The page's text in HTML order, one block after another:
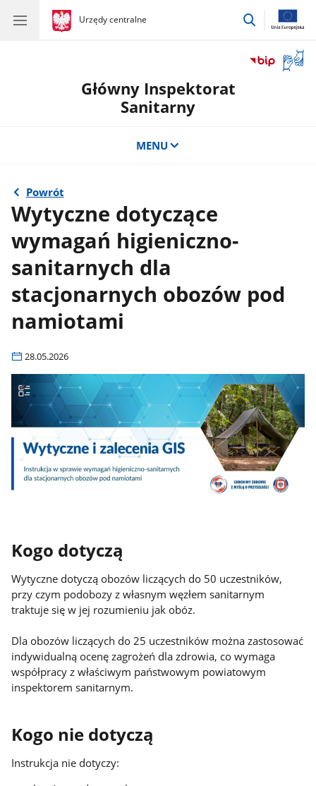
gov.pl
Urzędy centralne
gov.pl
Urzędy
przejdź
okno
Główny Inspektorat
Sanitarny
MENU
Powrót
Wytyczne dotyczące
wymagań higieniczno-
sanitarnych dla
stacjonarnych obozów pod
namiotami
28.05.2026
Kogo dotyczą
Wytyczne dotyczą obozów liczących do 50 uczestników,
przy czym podobozy z własnym węzłem sanitarnym
traktuje się w jej rozumieniu jak obóz.
Dla obozów liczących do 25 uczestników można zastosować
indywidualną ocenę zagrożeń dla zdrowia, co wymaga
współpracy z właściwym państwowym powiatowym
inspektorem sanitarnym.
Kogo nie dotyczą
Instrukcja nie dotyczy: